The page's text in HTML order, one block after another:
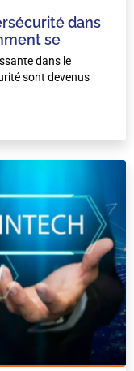
dans
se
dans le
sont devenus